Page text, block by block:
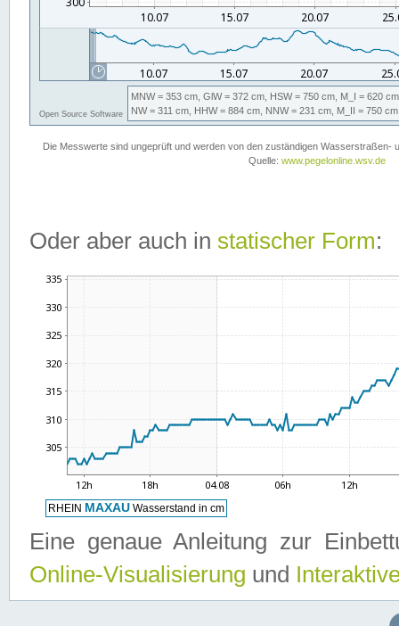
Oder aber auch in statischer Form:
Eine genaue Anleitung zur
Online-Visualisierung und